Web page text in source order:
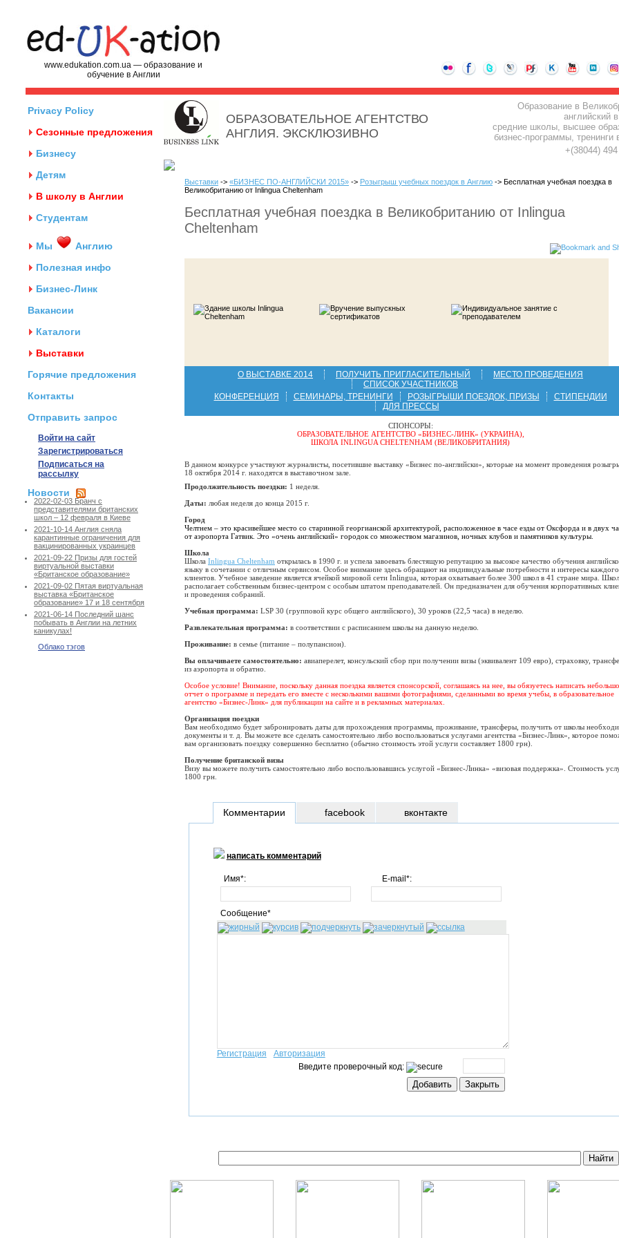
www.edukation.com.ua — образование и
обучение в Англии
Privacy Policy
Сезонные предложения
Бизнесу
Детям
В школу в Англии
Студентам
Мы
Англию
Полезная инфо
Бизнес-Линк
Вакансии
Каталоги
Выставки
Горячие предложения
Контакты
Отправить запрос
Войти на сайт
Зарегистрироваться
Подписаться на
рассылку
Новости
2022-02-03 Бранч с
представителями британских
школ – 12 февраля в Киеве
2021-10-14 Англия сняла
карантинные ограничения для
вакцинированных украинцев
2021-09-22 Призы для гостей
виртуальной выставки
«Британское образование»
2021-09-02 Пятая виртуальная
выставка «Британское
образование» 17 и 18 сентября
2021-06-14 Последний шанс
побывать в Англии на летних
каникулах!
Облако тэгов
ОБРАЗОВАТЕЛЬНОЕ АГЕНТСТВО
АНГЛИЯ. ЭКСКЛЮЗИВНО
Образование в
английский
средние школы, высшее
бизнес-программы, тренинги
+(38044)
Выставки -> «БИЗНЕС ПО-АНГЛИЙСКИ 2015» -> Розыгрыш учебных поездок в Англию -> Бесплатная учебная поездка в
Великобританию от Inlingua Cheltenham
Бесплатная учебная поездка в Великобританию от Inlingua
Cheltenham
О ВЫСТАВКЕ 2014 ПОЛУЧИТЬ ПРИГЛАСИТЕЛЬНЫЙ
МЕСТО ПРОВЕДЕНИЯ
СПИСОК УЧАСТНИКОВ
КОНФЕРЕНЦИЯ
СЕМИНАРЫ, ТРЕНИНГИ РОЗЫГРЫШИ ПОЕЗДОК, ПРИЗЫ
СТИПЕНДИИ
ДЛЯ ПРЕССЫ
СПОНСОРЫ:
ОБРАЗОВАТЕЛЬНОЕ АГЕНТСТВО «БИЗНЕС-ЛИНК» (УКРАИНА),
ШКОЛА INLINGUA CHELTENHAM (ВЕЛИКОБРИТАНИЯ)
В данном конкурсе участвуют журналисты, посетившие выставку «Бизнес по-английски», которые на момент проведения
18 октября 2014 г. находятся в выставочном зале.
Продолжительность поездки: 1 неделя.
Даты: любая неделя до конца 2015 г.
Город
Челтнем – это красивейшее место со старинной георгианской архитектурой, расположенное в часе езды от Оксфорда и в двух
от аэропорта Гатвик. Это «очень английский» городок со множеством магазинов, ночных клубов и памятников культуры.
Школа
Школа Inlingua Cheltenham открылась в 1990 г. и успела завоевать блестящую репутацию за высокое качество обучения
языку в сочетании с отличным сервисом. Особое внимание здесь обращают на индивидуальные потребности и интересы
клиентов. Учебное заведение является ячейкой мировой сети Inlingua, которая охватывает более 300 школ в 41 стране мира.
располагает собственным бизнес-центром с особым штатом преподавателей. Он предназначен для обучения корпоративных
и проведения собраний.
Учебная программа: LSP 30 (групповой курс общего английского), 30 уроков (22,5 часа) в неделю.
Развлекательная программа: в соответствии с расписанием школы на данную неделю.
Проживание: в семье (питание – полупансион).
Вы оплачиваете самостоятельно: авиаперелет, консульский сбор при получении визы (эквивалент 109 евро), страховку,
из аэропорта и обратно.
Особое условие! Внимание, поскольку данная поездка является спонсорской, соглашаясь на нее, вы обязуетесь написать
отчет о программе и передать его вместе с несколькими вашими фотографиями, сделанными во время учебы, в образовательное
агентство «Бизнес-Линк» для публикации на сайте и в рекламных материалах.
Организация поездки
Вам необходимо будет забронировать даты для прохождения программы, проживание, трансферы, получить от школы
документы и т. д. Вы можете все сделать самостоятельно либо воспользоваться услугами агентства «Бизнес-Линк», которое
вам организовать поездку совершенно бесплатно (обычно стоимость этой услуги составляет 1800 грн).
Получение британской визы
Визу вы можете получить самостоятельно либо воспользовавшись услугой «Бизнес-Линка» «визовая поддержка». Стоимость
1800 грн.
Комментарии
написать комментарий
Имя*: E-mail*:
Сообщение*
Регистрация
Авторизация
Введите проверочный код:
facebook вконтакте